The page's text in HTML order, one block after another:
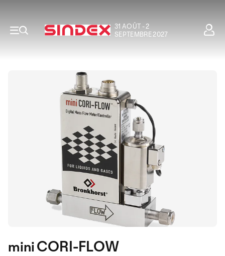
31 AOÛT - 2
SEPTEMBRE 2027
mini CORI-FLOW